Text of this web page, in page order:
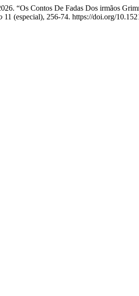
“Os Contos De Fadas Dos irmãos
11 (especial), 256-74. https://doi.org/